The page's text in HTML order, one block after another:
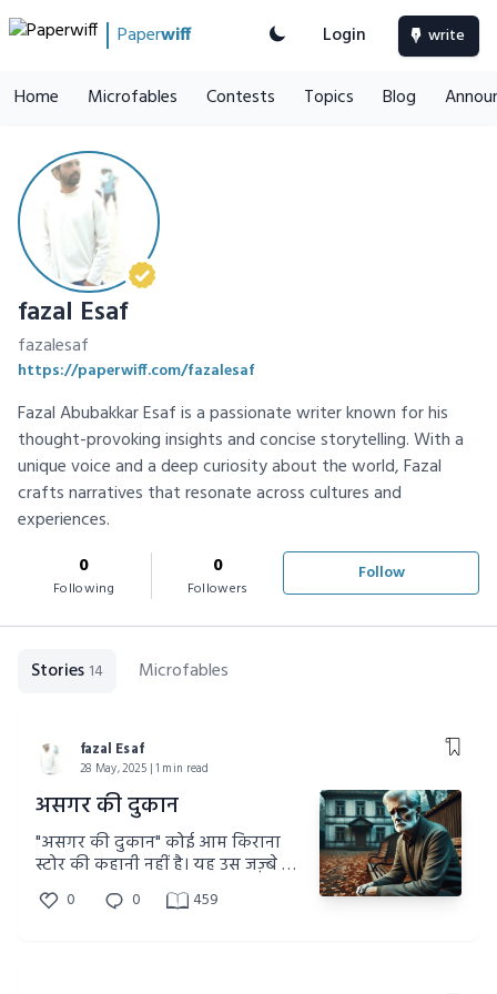
Paperwiff Login write
Home Microfables Contests Topics Blog
fazal Esaf
fazalesaf
https://paperwiff.com/fazalesaf
Fazal Abubakkar Esaf is a passionate writer known for his
thought-provoking insights and concise storytelling. With a
unique voice and a deep curiosity about the world, Fazal
crafts narratives that resonate across cultures and
experiences.
0
Following
0
Followers
Follow
Stories 14 Microfables
fazal Esaf
28 May, 2025 | 1 min read
असगर की दुकान
"असगर की दुकान" कोई आम किराना
स्टोर की कहानी नहीं है। यह उस जज़्बे की
कहानी है जो नफ़रत की आंधी में भी
मोमबत्ती की तरह जलता रहा। जब देश के
0 0 459